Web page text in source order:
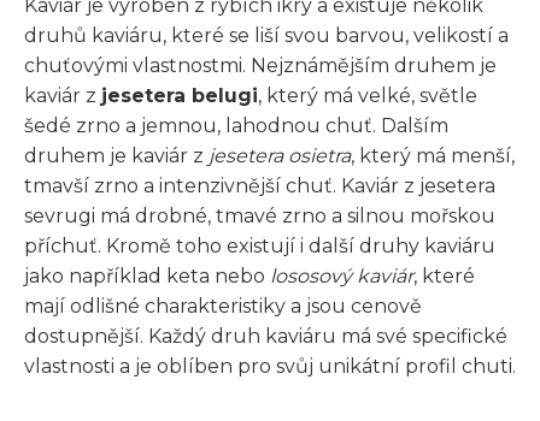
Kaviár je vyroben z rybích ikry a existuje několik
druhů kaviáru, které se liší svou barvou, velikostí a
chuťovými vlastnostmi. Nejznámějším druhem je
kaviár z jesetera belugi, který má velké, světle
šedé zrno a jemnou, lahodnou chuť. Dalším
druhem je kaviár z jesetera osietra, který má menší,
tmavší zrno a intenzivnější chuť. Kaviár z jesetera
sevrugi má drobné, tmavé zrno a silnou mořskou
příchuť. Kromě toho existují i další druhy kaviáru
jako například keta nebo lososový kaviár, které
mají odlišné charakteristiky a jsou cenově
dostupnější. Každý druh kaviáru má své specifické
vlastnosti a je oblíben pro svůj unikátní profil chuti.